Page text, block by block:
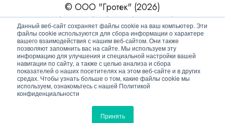
Данный веб-сайт сохраняет файлы cookie на ваш компьютер. Эти
файлы cookie используются для сбора информации о характере
вашего взаимодействия с нашим веб-сайтом. Они также
позволяют запомнить вас на сайте. Мы используем эту
информацию для улучшения и специальной настройки вашей
навигации по сайту, а также с целью анализа и сбора
показателей о наших посетителях на этом веб-сайте и в других
средах. Чтобы узнать больше о том, какие файлы cookie мы
используем, ознакомьтесь с нашей Политикой
конфиденциальности
Принять
© ООО "Гротек" (2026)
Новости|Статьи|Обзоры|Журнал|О нас
Политика конфиденциальности
Согласие на обработку персональных данных